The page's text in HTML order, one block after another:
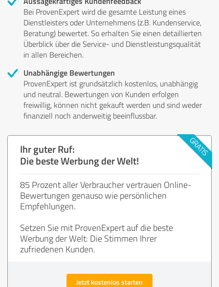
Bei ProvenExpert wird die gesamte Leistung eines
Dienstleisters oder Unternehmens (z.B. Kundenservice,
Beratung) bewertet. So erhalten Sie einen detaillierten
Überblick über die Service- und Dienstleistungsqualität
in allen Bereichen.
Unabhängige Bewertungen
ProvenExpert ist grundsätzlich kostenlos, unabhängig
und neutral. Bewertungen von Kunden erfolgen
freiwillig, können nicht gekauft werden und sind weder
finanziell noch anderweitig beeinflussbar.
Ihr guter Ruf:
Die beste Werbung der Welt!
85 Prozent aller Verbraucher vertrauen Online-
Bewertungen genauso wie persönlichen
Empfehlungen.
Setzen Sie mit ProvenExpert auf die beste
Werbung der Welt: Die Stimmen Ihrer
zufriedenen Kunden.
Jetzt kostenlos starten